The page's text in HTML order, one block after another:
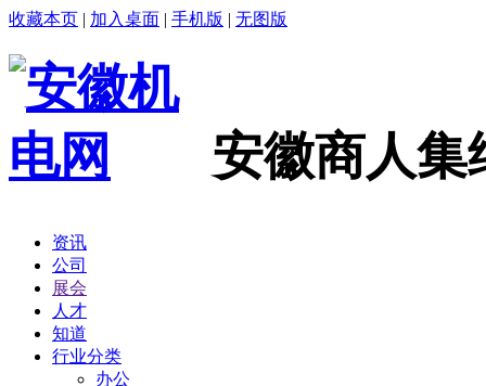
收藏本页 | 加入桌面 | 手机版 | 无图版
安徽商人集
资讯
公司
展会
人才
知道
行业分类
办公